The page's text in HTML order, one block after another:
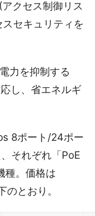
クセス制御リス
セキュリティを
力を抑制する
し、省エネルギ
8ポート/24ポー
それぞれ「PoE
種。価格は
とおり。